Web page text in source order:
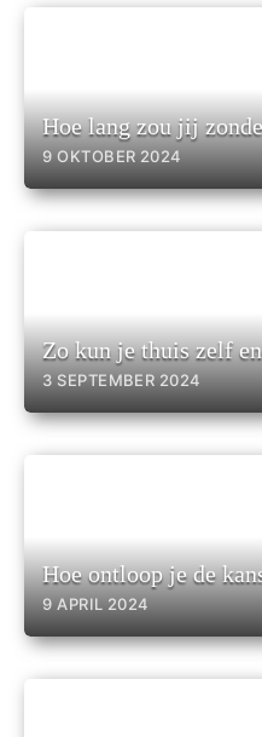
Hoe lang zou jij
9 OKTOBER 2024
Zo kun je thuis zelf
3 SEPTEMBER 2024
Hoe ontloop je de
9 APRIL 2024